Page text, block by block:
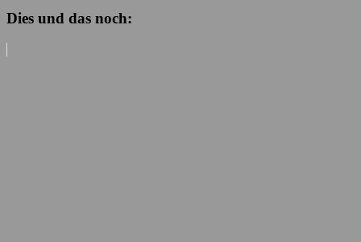
Dies und das noch: